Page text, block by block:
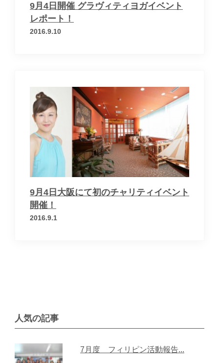
9月4日開催 グラヴィティヨガイベント
レポート！
2016.9.10
9月4日大阪にて初のチャリティイベント
開催！
2016.9.1
人気の記事
7月度 フィリピン活動報告...